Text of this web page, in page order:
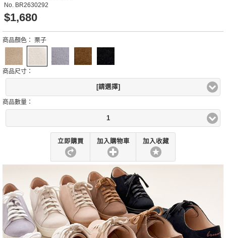
No. BR2630292
$1,680
商品顏色： 栗子
商品尺寸：
[請選擇]
商品數量：
1
立即購買 加入購物車 加入收藏